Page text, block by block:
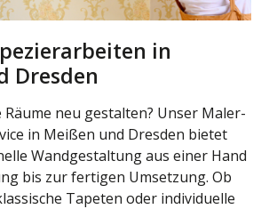
in
Dresden
neu gestalten? Unser Maler-
in Meißen und Dresden bietet
Wandgestaltung aus einer Hand
bis zur fertigen Umsetzung. Ob
Tapeten oder individuelle